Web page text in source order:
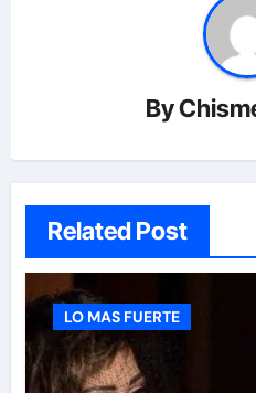
By
Related Post
LO MAS FUERTE